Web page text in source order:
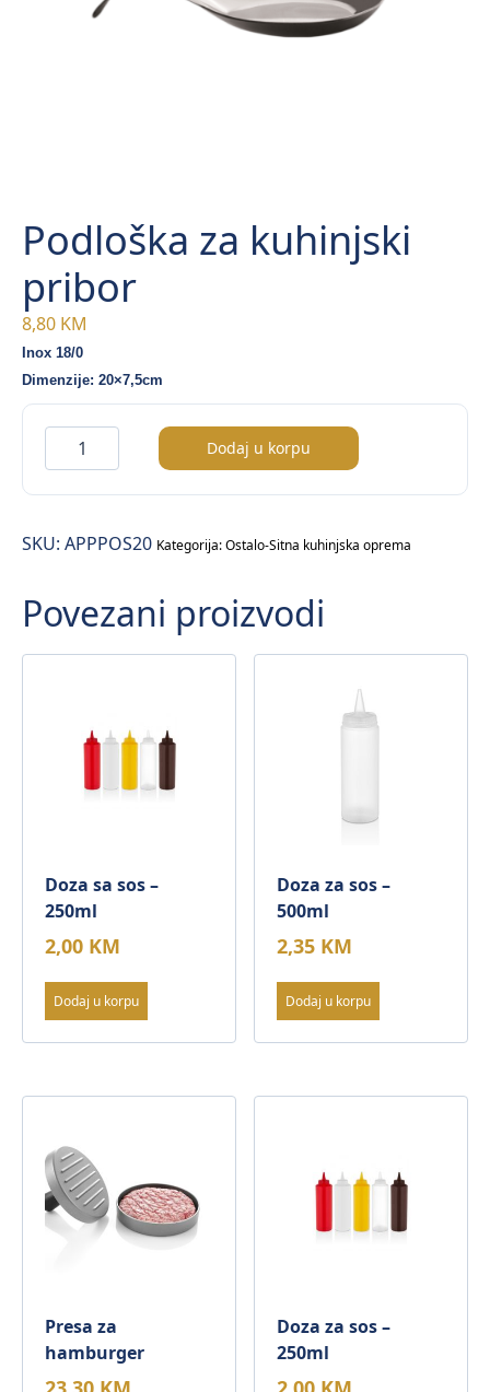
Podloška za kuhinjski
pribor
8,80 KM
Inox 18/0
Dimenzije: 20×7,5cm
Podloška
za
kuhinjski
količina
Dodaj u korpu
SKU: APPPOS20 Kategorija:Ostalo-Sitna kuhinjska oprema
Povezani proizvodi
Doza sa sos –
250ml
2,00 KM
Dodaj u korpu
Doza za sos –
500ml
2,35 KM
Dodaj u korpu
Presa za
hamburger
Doza za sos –
250ml